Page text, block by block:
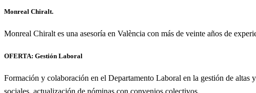
Monreal Chiralt.
Monreal Chiralt es una asesoría en València con más de veinte años de
OFERTA: Gestión Laboral
Formación y colaboración en el Departamento Laboral en la gestión de altas
sociales, actualización de nóminas con convenios colectivos.